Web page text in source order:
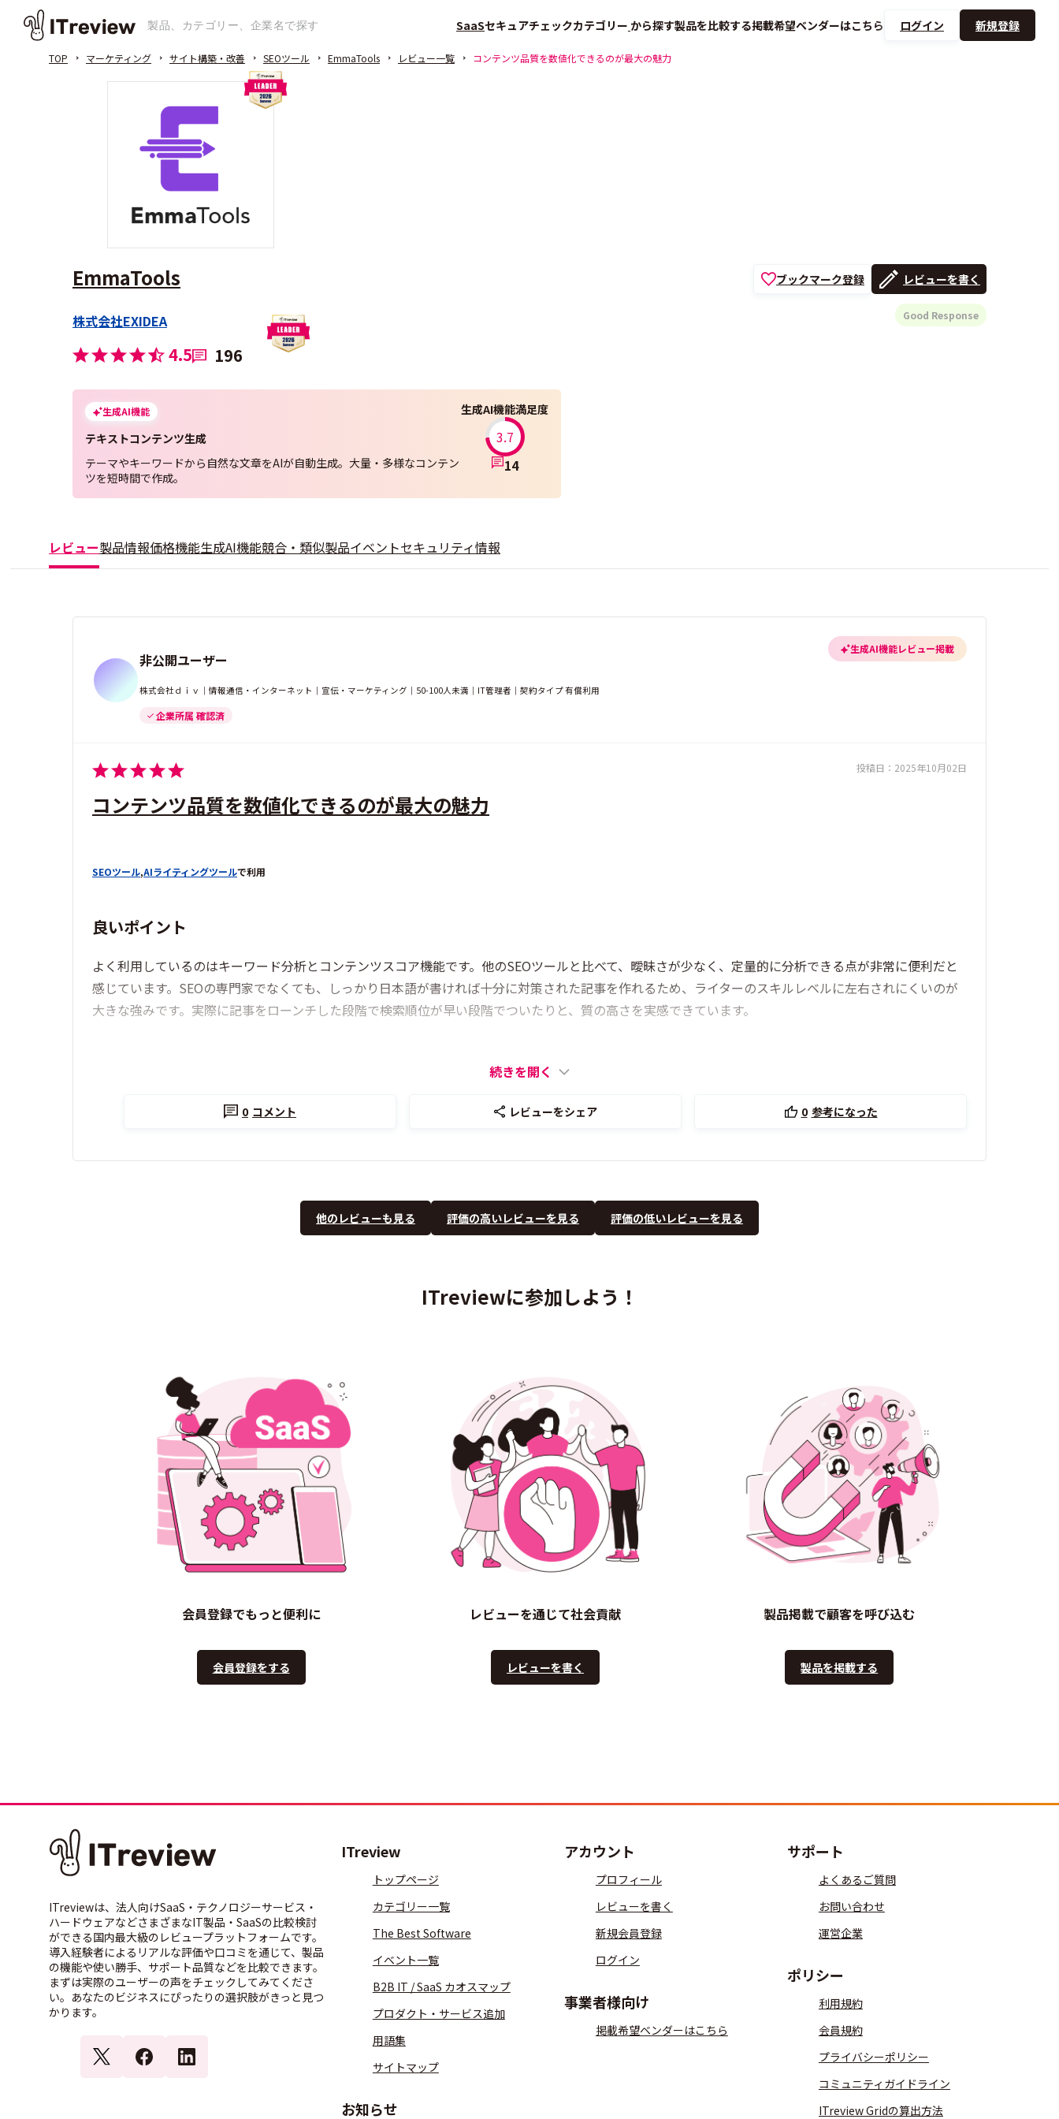
SaaSセキュアチェックカテゴリー から探す製品を比較する掲載希望ベンダーはこちら ログイン 新規登録
TOP マーケティング サイト構築・改善 SEOツール EmmaTools レビュー一覧 コンテンツ品質を数値化できるのが最大の魅力
EmmaTools
株式会社EXIDEA
4.5 196
生成AI機能
テキストコンテンツ生成
テーマやキーワードから自然な文章をAIが自動生成。大量・多様なコンテン
ツを短時間で作成。
生成AI機能満足度
3.7
14
ブックマーク登録 レビューを書く
Good Response
レビュー製品情報価格機能生成AI機能競合・類似製品イベントセキュリティ情報
生成AI機能レビュー掲載
非公開ユーザー
株式会社ｄｉｖ｜情報通信・インターネット｜宣伝・マーケティング｜50-100人未満｜IT管理者｜契約タイプ 有償利用
企業所属 確認済
投稿日： 2025年10月02日
コンテンツ品質を数値化できるのが最大の魅力
SEOツール,AIライティングツールで利用
良いポイント
よく利用しているのはキーワード分析とコンテンツスコア機能です。他のSEOツールと比べて、曖昧さが少なく、定量的に分析できる点が非常に便利だと
感じています。SEOの専門家でなくても、しっかり日本語が書ければ十分に対策された記事を作れるため、ライターのスキルレベルに左右されにくいのが
大きな強みです。実際に記事をローンチした段階で検索順位が早い段階でついたりと、質の高さを実感できています。
続きを開く
0 コメント レビューをシェア 0 参考になった
他のレビューも見る 評価の高いレビューを見る 評価の低いレビューを見る
ITreviewに参加しよう！
会員登録でもっと便利に
会員登録をする
レビューを通じて社会貢献
レビューを書く
製品掲載で顧客を呼び込む
製品を掲載する
ITreviewは、法人向けSaaS・テクノロジーサービス・
ハードウェアなどさまざまなIT製品・SaaSの比較検討
ができる国内最大級のレビュープラットフォームです。
導入経験者によるリアルな評価や口コミを通じて、製品
の機能や使い勝手、サポート品質などを比較できます。
まずは実際のユーザーの声をチェックしてみてくださ
い。あなたのビジネスにぴったりの選択肢がきっと見つ
かります。
ITreview
トップページ
カテゴリー一覧
The Best Software
イベント一覧
B2B IT / SaaS カオスマップ
プロダクト・サービス追加
用語集
サイトマップ
お知らせ
アカウント
プロフィール
レビューを書く
新規会員登録
ログイン
事業者様向け
掲載希望ベンダーはこちら
サポート
よくあるご質問
お問い合わせ
運営企業
ポリシー
利用規約
会員規約
プライバシーポリシー
コミュニティガイドライン
ITreview Gridの算出方法